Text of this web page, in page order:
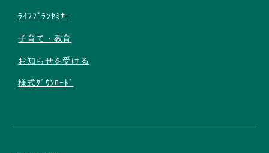
ﾗｲﾌﾌﾟﾗﾝｾﾐﾅｰ
子育て・教育
お知らせを受ける
様式ﾀﾞｳﾝﾛｰﾄﾞ